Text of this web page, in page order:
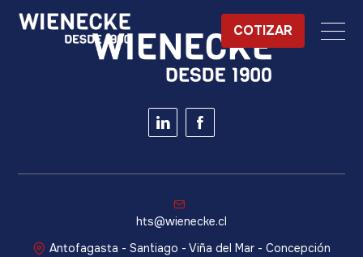
COTIZAR
hts@wienecke.cl
Antofagasta - Santiago - Viña del Mar - Concepción